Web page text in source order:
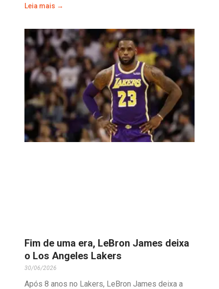
Leia mais →
Fim de uma era, LeBron James deixa
o Los Angeles Lakers
30/06/2026
Após 8 anos no Lakers, LeBron James deixa a